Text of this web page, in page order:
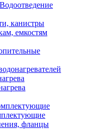
канистры
емкостям
фланцы